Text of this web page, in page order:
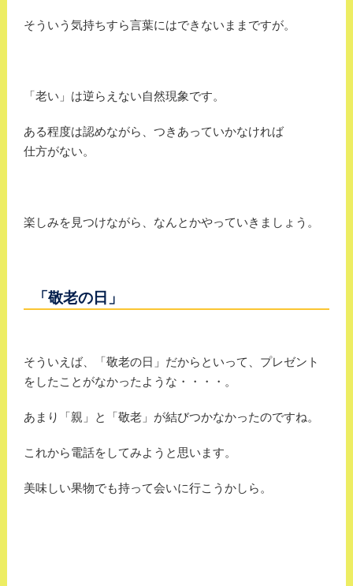
そういう気持ちすら言葉にはできないままですが。
「老い」は逆らえない自然現象です。
ある程度は認めながら、つきあっていかなければ
仕方がない。
楽しみを見つけながら、なんとかやっていきましょう。
「敬老の日」
そういえば、「敬老の日」だからといって、プレゼント
をしたことがなかったような・・・・。
あまり「親」と「敬老」が結びつかなかったのですね。
これから電話をしてみようと思います。
美味しい果物でも持って会いに行こうかしら。